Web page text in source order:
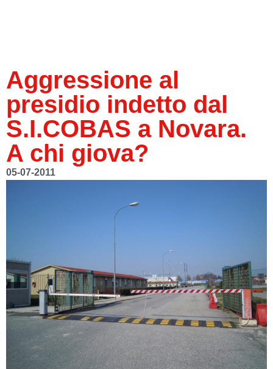
Aggressione al
presidio indetto dal
S.I.COBAS a Novara.
A chi giova?
05-07-2011